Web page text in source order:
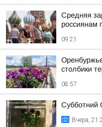
Средняя
россиянам
09:21
столбики
08:57
Субботний
Вчера,